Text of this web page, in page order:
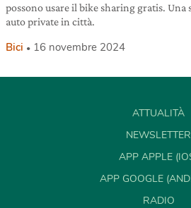
possono usare il bike sharing gratis.
auto private in città.
Bici 16 novembre 2024
ATTUALITÀ
NEWSLETTER
APP APPLE
APP GOOGLE
RADIO